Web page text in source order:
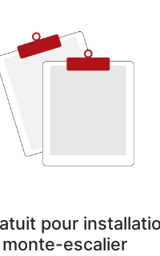
pour
monte-escalier